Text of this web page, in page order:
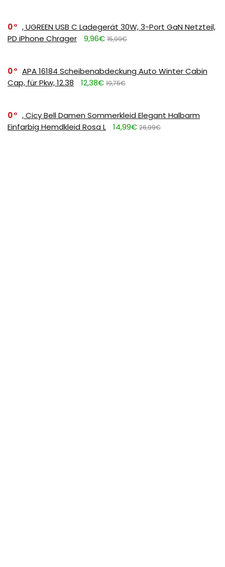
0
, UGREEN USB C Ladegerät 30W, 3-Port GaN Netzteil,
PD iPhone Chrager
9,96€ 15,99€
0
APA 16184 Scheibenabdeckung Auto Winter Cabin
Cap, für Pkw, 12.38
12,38€ 19,75€
0
, Cicy Bell Damen Sommerkleid Elegant Halbarm
Einfarbig Hemdkleid Rosa L
14,99€ 26,99€